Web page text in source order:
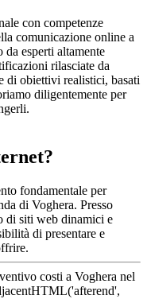
con competenze
comunicazione online a
esperti altamente
rilasciate da
di obiettivi realistici, basati
diligentemente per
fondamentale per
di Voghera. Presso
di siti web dinamici e
di presentare e